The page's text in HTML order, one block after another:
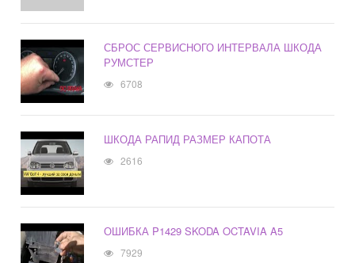
СБРОС СЕРВИСНОГО ИНТЕРВАЛА ШКОДА
РУМСТЕР
6708
ШКОДА РАПИД РАЗМЕР КАПОТА
2616
ОШИБКА P1429 SKODA OCTAVIA A5
7929